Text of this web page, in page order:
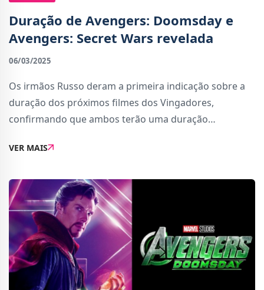
Duração de Avengers: Doomsday e
Avengers: Secret Wars revelada
06/03/2025
Os irmãos Russo deram a primeira indicação sobre a
duração dos próximos filmes dos Vingadores,
confirmando que ambos terão uma duração
filmes mais longos do MCU.De acordo com os
VER MAIS